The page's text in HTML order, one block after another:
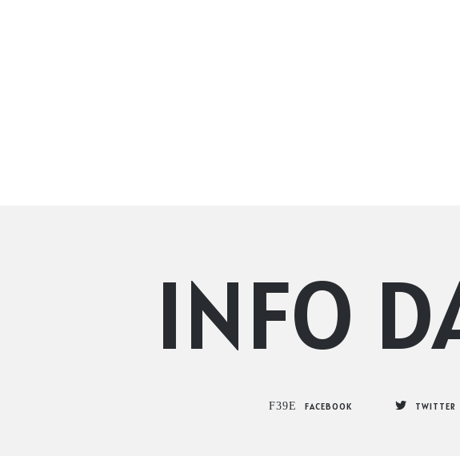
INFO
FACEBOOK TWITTER